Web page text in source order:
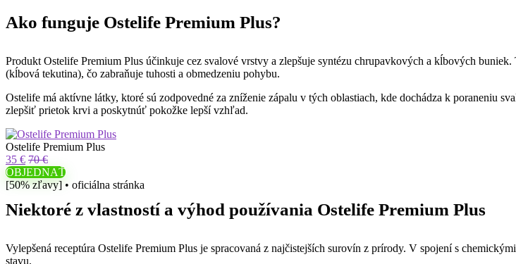
Ako funguje Ostelife Premium Plus?
Produkt Ostelife Premium Plus účinkuje cez svalové vrstvy a zlepšuje syntézu chrupavkových a kĺbových
(kĺbová tekutina), čo zabraňuje tuhosti a obmedzeniu pohybu.
Ostelife má aktívne látky, ktoré sú zodpovedné za zníženie zápalu v tých oblastiach, kde dochádza k poraneniu
zlepšiť prietok krvi a poskytnúť pokožke lepší vzhľad.
Ostelife Premium Plus
35 € 70 €
OBJEDNAŤ
[50% zľavy] • oficiálna stránka
Niektoré z vlastností a výhod používania Ostelife Premium Plus
Vylepšená receptúra ​​Ostelife Premium Plus je spracovaná z najčistejších surovín z prírody. V spojení s
stavu.